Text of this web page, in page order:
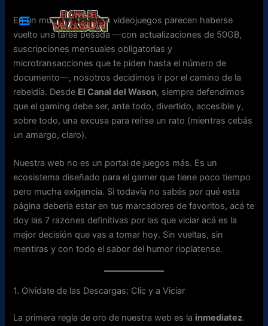
contenido
En un mundo donde los videojuegos parecen haberse
vuelto una tarea pesada —con actualizaciones de 50GB,
suscripciones mensuales obligatorias y
microtransacciones que te piden hasta el número de
documento—, nosotros decidimos ir por el camino de la
rebeldía. Desde El Canal del Wason, siempre defendimos
que el gaming debe ser, ante todo, divertido, accesible y,
sobre todo, una excusa para reírse un rato (mientras cebás
un amargo, claro).
Nuestra web no es un portal de juegos más. Es un
ecosistema diseñado para el gamer que tiene poco tiempo
pero mucha exigencia. Si todavía no sabés por qué esta
página debería estar en tus marcadores de favoritos, acá te
doy las 7 razones definitivas por las que viciar acá es la
mejor decisión que vas a tomar hoy. Sin vueltas, sin
mentiras y con todo el sabor del humor rioplatense.
1. Olvidate de las Descargas: Clic y a Viciar
La primera regla de oro de nuestra web es la inmediatez.